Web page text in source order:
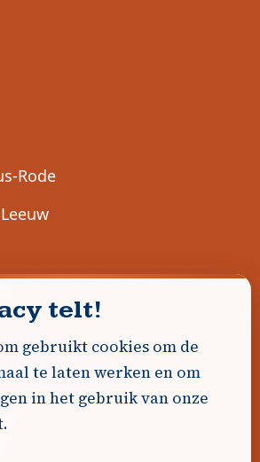
Rode
gevonden.
Contacteer ons!
telt!
gebruikt cookies om de
te laten werken en om
in het gebruik van onze